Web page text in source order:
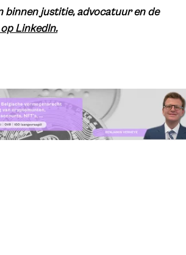
binnen justitie, advocatuur en de
LinkedIn.